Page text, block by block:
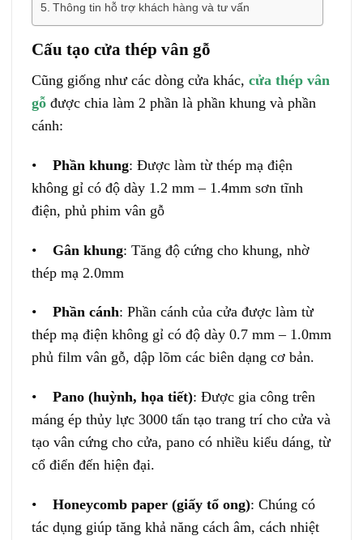
Thông tin hỗ trợ khách hàng và tư vấn
Cấu tạo cửa thép vân gỗ
Cũng giống như các dòng cửa khác, cửa thép vân
gỗ được chia làm 2 phần là phần khung và phần
cánh:
• Phần khung: Được làm từ thép mạ điện
không gỉ có độ dày 1.2 mm – 1.4mm sơn tĩnh
điện, phủ phim vân gỗ
• Gân khung: Tăng độ cứng cho khung, nhờ
thép mạ 2.0mm
• Phần cánh: Phần cánh của cửa được làm từ
thép mạ điện không gỉ có độ dày 0.7 mm – 1.0mm
phủ film vân gỗ, dập lõm các biên dạng cơ bản.
• Pano (huỳnh, họa tiết): Được gia công trên
máng ép thủy lực 3000 tấn tạo trang trí cho cửa và
tạo vân cứng cho cửa, pano có nhiều kiểu dáng, từ
cổ điển đến hiện đại.
• Honeycomb paper (giấy tổ ong): Chúng có
tác dụng giúp tăng khả năng cách âm, cách nhiệt